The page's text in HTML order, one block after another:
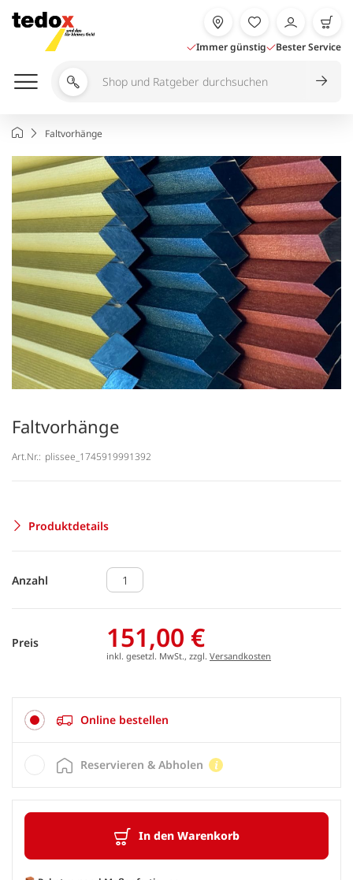
Inhalt
springen
Immer günstig Bester Service
Shop
durchsuchen
StartseiteFaltvorhänge
Faltvorhänge
Art.Nr.: plissee_1745919991392
Produktdetails
Anzahl
Preis 151,00 €
inkl. gesetzl. MwSt., zzgl. Versandkosten
Online bestellen
In den Warenkorb
Reservieren & Abholen